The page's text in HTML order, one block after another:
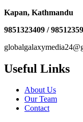
Kapan, Kathmandu
9851323409 /
Useful Links
About Us
Our Team
Contact